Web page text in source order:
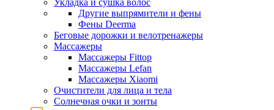
Укладка и сушка волос
Другие выпрямители и фены
Фены Deerma
Беговые дорожки и велотренажеры
Массажеры
Массажеры Fittop
Массажеры Lefan
Массажеры Xiaomi
Очистители для лица и тела
Солнечная очки и зонты